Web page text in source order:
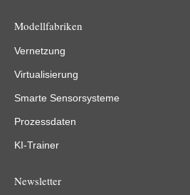
Modellfabriken
Vernetzung
Virtualisierung
Smarte Sensorsysteme
Prozessdaten
KI-Trainer
Newsletter